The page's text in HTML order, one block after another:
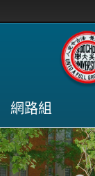
網路組